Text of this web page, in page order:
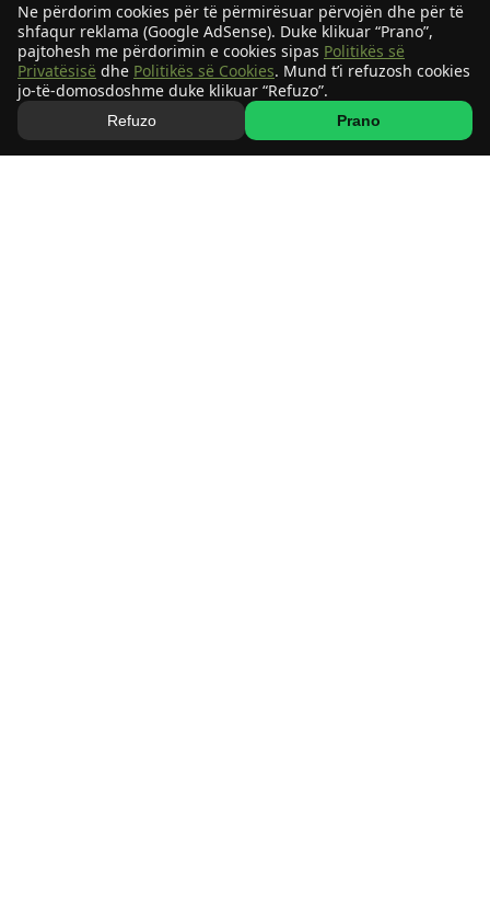
Ne përdorim cookies për të përmirësuar përvojën dhe për të
shfaqur reklama (Google AdSense). Duke klikuar “Prano”,
pajtohesh me përdorimin e cookies sipas Politikës së
Privatësisë dhe Politikës së Cookies. Mund t’i refuzosh cookies
jo-të-domosdoshme duke klikuar “Refuzo”.
Refuzo Prano